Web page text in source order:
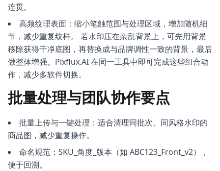
连贯。
高频纹理表面：缩小笔触范围与处理区域，增加随机细
节，减少重复纹样。 若水印压在杂乱背景上，可先用背景
移除获得干净底图，再替换成与品牌调性一致的背景，最后
做整体增强。Pixflux.AI 在同一工具中即可完成这些组合动
作，减少多软件切换。
批量处理与团队协作要点
批量上传与一键处理：适合清理同批次、同风格水印的
商品图，减少重复操作。
命名规范：SKU_角度_版本（如 ABC123_Front_v2），
便于回溯。